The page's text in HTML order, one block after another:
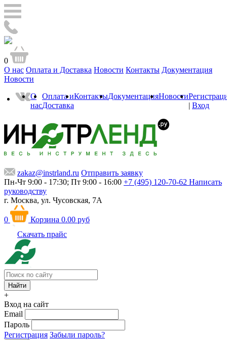
0
О нас Оплата и Доставка Новости Контакты Документация
Новости
О
нас
Оплата и
Доставка
КонтактыДокументацияНовости
| Вход
zakaz@instrland.ru Отправить заявку
Пн-Чт 9:00 - 17:30; Пт 9:00 - 16:00 +7 (495) 120-70-62 Написать
руководству
г. Москва, ул. Чусовская, 7А
0 Корзина 0.00 руб
Скачать прайс
+
Вход на сайт
Email
Пароль
Регистрация Забыли пароль?